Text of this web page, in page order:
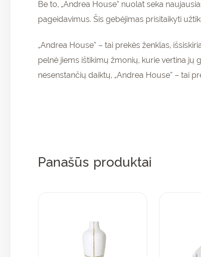
Be to, „Andrea House” nuolat seka
pageidavimus. Šis gebėjimas prisitaikyti
„Andrea House” – tai prekės ženklas,
pelnė jiems ištikimų žmonių, kurie vertina
nesenstančių daiktų, „Andrea House” – tai
Panašūs produktai